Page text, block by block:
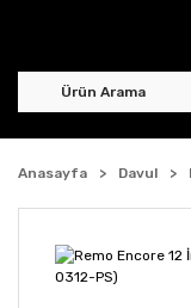
Anasayfa Davul